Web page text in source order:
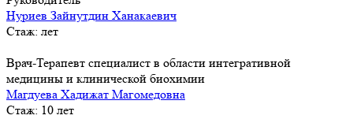
Нуриев Зайнутдин Ханакаевич
Стаж: лет
Врач-Терапевт специалист в области интегративной
медицины и клинической биохимии
Магдуева Хадижат Магомедовна
Стаж: 10 лет